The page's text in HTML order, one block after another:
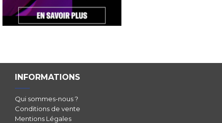
INFORMATIONS
Qui sommes-nous ?
Conditions de vente
Mentions Légales